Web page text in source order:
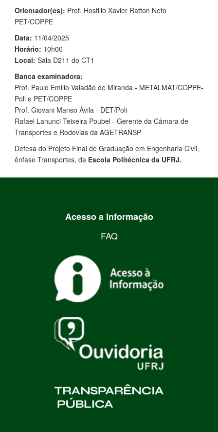
Orientador(es): Prof. Hostilio Xavier Ratton Neto
PET/COPPE
Data: 11/04/2025
Horário: 10h00
Local: Sala D211 do CT1
Banca examinadora:
Prof. Paulo Emilio Valadão de Miranda - METALMAT/COPPE-
Poli e PET/COPPE
Prof. Giovani Manso Ávila - DET/Poli
Rafael Lanunci Teixeira Poubel - Gerente da Câmara de
Transportes e Rodovias da AGETRANSP
Defesa do Projeto Final de Graduação em Engenharia Civil,
ênfase Transportes, da Escola Politécnica da UFRJ.
Acesso a Informação
FAQ